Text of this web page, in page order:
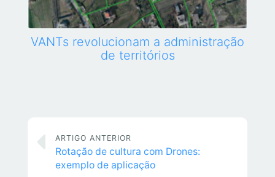
VANTs revolucionam a administração
de territórios
ARTIGO ANTERIOR
Rotação de cultura com Drones:
exemplo de aplicação